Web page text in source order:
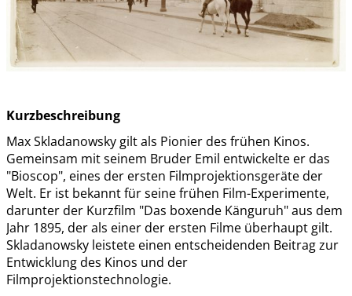
Kurzbeschreibung
Max Skladanowsky gilt als Pionier des frühen Kinos.
Gemeinsam mit seinem Bruder Emil entwickelte er das
"Bioscop", eines der ersten Filmprojektionsgeräte der
Welt. Er ist bekannt für seine frühen Film-Experimente,
darunter der Kurzfilm "Das boxende Känguruh" aus dem
Jahr 1895, der als einer der ersten Filme überhaupt gilt.
Skladanowsky leistete einen entscheidenden Beitrag zur
Entwicklung des Kinos und der
Filmprojektionstechnologie.